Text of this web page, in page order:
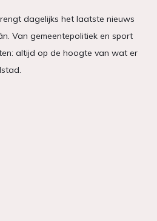
dagelijks het laatste nieuws
Van gemeentepolitiek en sport
altijd op de hoogte van wat er